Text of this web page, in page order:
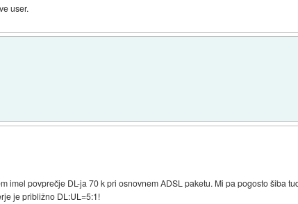
user.
imel povprečje DL-ja 70 k pri osnovnem ADSL paketu. Mi pa pogosto šiba
je približno DL:UL=5:1!